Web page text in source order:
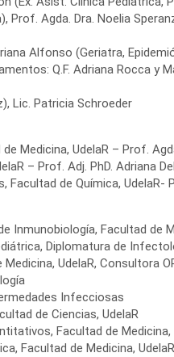
Prof. Agda. Dra. Noelia
Alfonso (Geriatra,
Q.F. Adriana Rocca y
Lic. Patricia Schroeder
Medicina, UdelaR – Prof.
– Prof. Adj. PhD. Adriana
Facultad de Química, UdelaR-
Inmunobiología, Facultad de
Diplomatura de
UdelaR, Consultora
Infecciosas
de Ciencias, UdelaR
Facultad de Medicina,
Facultad de Medicina, UdelaR